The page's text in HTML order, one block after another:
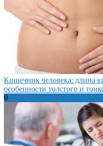
Кишечник человека: длина
особенности толстого и
0